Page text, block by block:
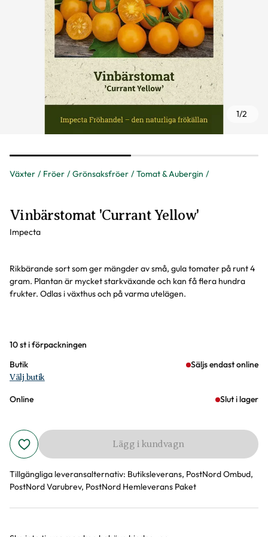
Växter Fröer Grönsaksfröer Tomat & Aubergin
1/2
Vinbärstomat 'Currant Yellow'
Impecta
Rikbärande sort som ger mängder av små, gula tomater på runt 4
gram. Plantan är mycket starkväxande och kan få flera hundra
frukter. Odlas i växthus och på varma utelägen.
Varianter
10 st i förpackningen
Butik
Säljs endast online
Välj butik
Online Slut i lager
Lägg i kundvagn
Tillgängliga leveransalternativ: Butiksleverans, PostNord Ombud,
PostNord Varubrev, PostNord Hemleverans Paket